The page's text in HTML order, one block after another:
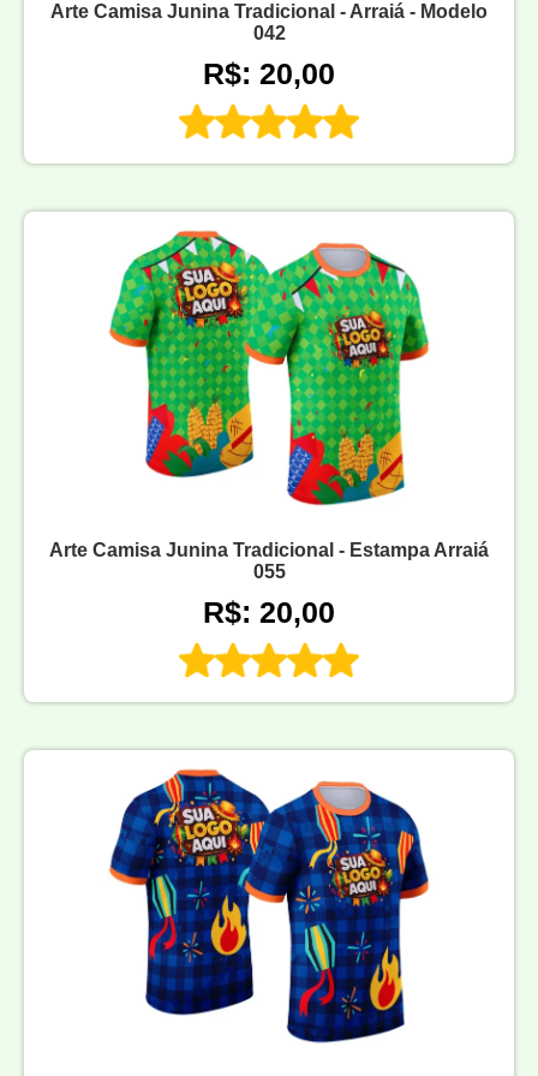
Arte Camisa Junina Tradicional - Arraiá - Modelo
042
R$: 20,00
Arte Camisa Junina Tradicional - Estampa Arraiá
055
R$: 20,00